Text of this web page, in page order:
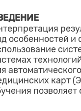
особенностей и
карт
позволяет